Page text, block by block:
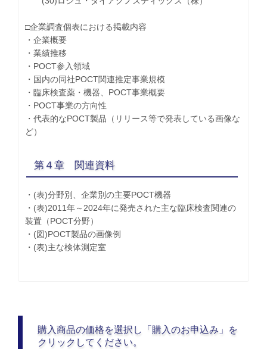
□企業調査個表における掲載内容
・企業概要
・業績推移
・POCT参入領域
・国内の同社POCT関連推定事業規模
・臨床検査薬・機器、POCT事業概要
・POCT事業の方向性
・代表的なPOCT製品（リリース等で発表している画像な
ど）
第４章 関連資料
・(表)分野別、企業別の主要POCT機器
・(表)2011年～2024年に発売された主な臨床検査関連の
装置（POCT分野）
・(図)POCT製品の画像例
・(表)主な検体測定室
購入商品の価格を選択し「購入のお申込み」を
クリックしてください。